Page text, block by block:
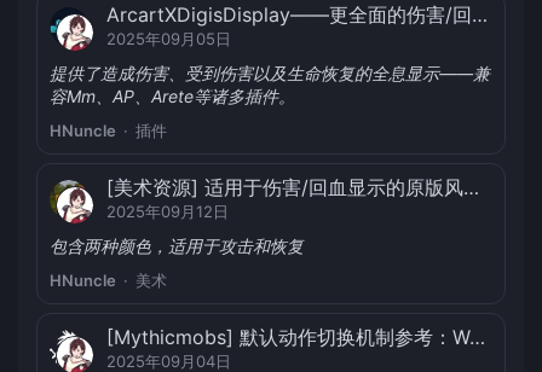
ArcartXDigisDisplay——更全面的伤害/回血显示|兼容MM、AP、Arete、APMM
2025年09月05日
提供了造成伤害、受到伤害以及生命恢复的全息显示——兼
容Mm、AP、Arete等诸多插件。
HNuncle 插件
[美术资源] 适用于伤害/回血显示的原版风格字体
2025年09月12日
包含两种颜色，适用于攻击和恢复
HNuncle 美术
[Mythicmobs] 默认动作切换机制参考：Walk to Run
2025年09月04日